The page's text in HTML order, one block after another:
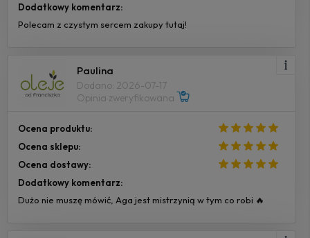
Dodatkowy komentarz:
Polecam z czystym sercem zakupy tutaj!
Paulina
Dodano: 2026-07-17
Opinia zweryfikowana
Ocena produktu:
Ocena sklepu:
Ocena dostawy:
Dodatkowy komentarz:
Dużo nie muszę mówić, Aga jest mistrzynią w tym co robi 🔥